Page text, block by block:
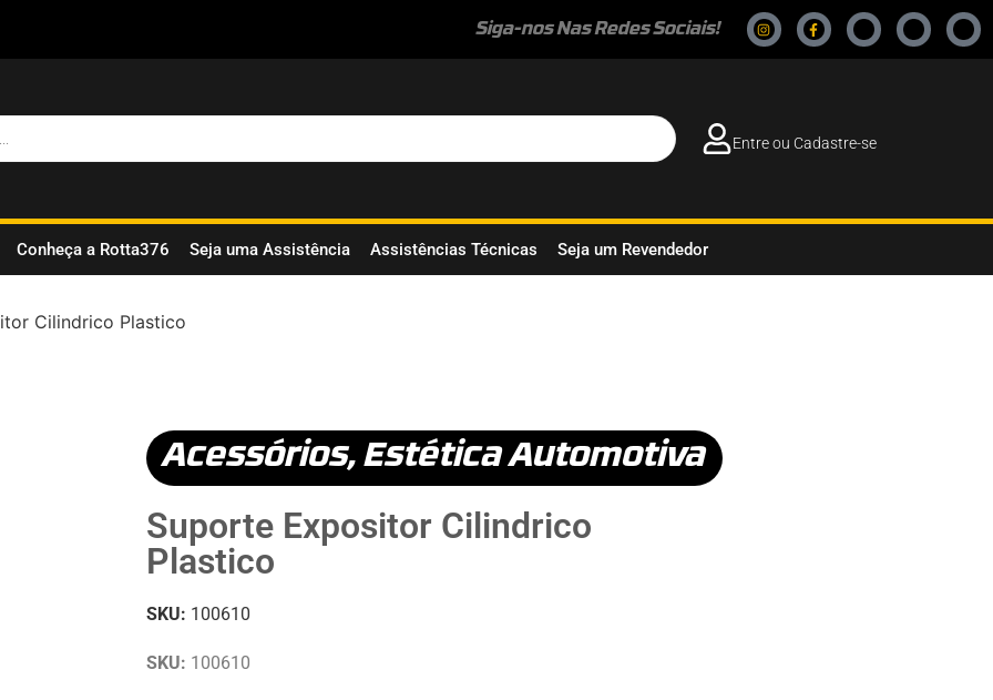
Siga-nos Nas Redes Sociais!
Entre ou Cadastre-se
Conheça a Rotta376 Seja uma Assistência Assistências Técnicas Seja um Revendedor
Cilindrico Plastico
Acessórios,Estética Automotiva
Suporte Expositor Cilindrico
Plastico
SKU: 100610
SKU: 100610